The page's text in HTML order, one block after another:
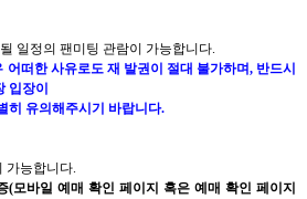
일정의 팬미팅 관람이 가능합니다.
어떠한 사유로도 재 발권이 절대 불가하며, 반드시
입장이
히 유의해주시기 바랍니다.
가능합니다.
(모바일 예매 확인 페이지 혹은 예매 확인 페이지